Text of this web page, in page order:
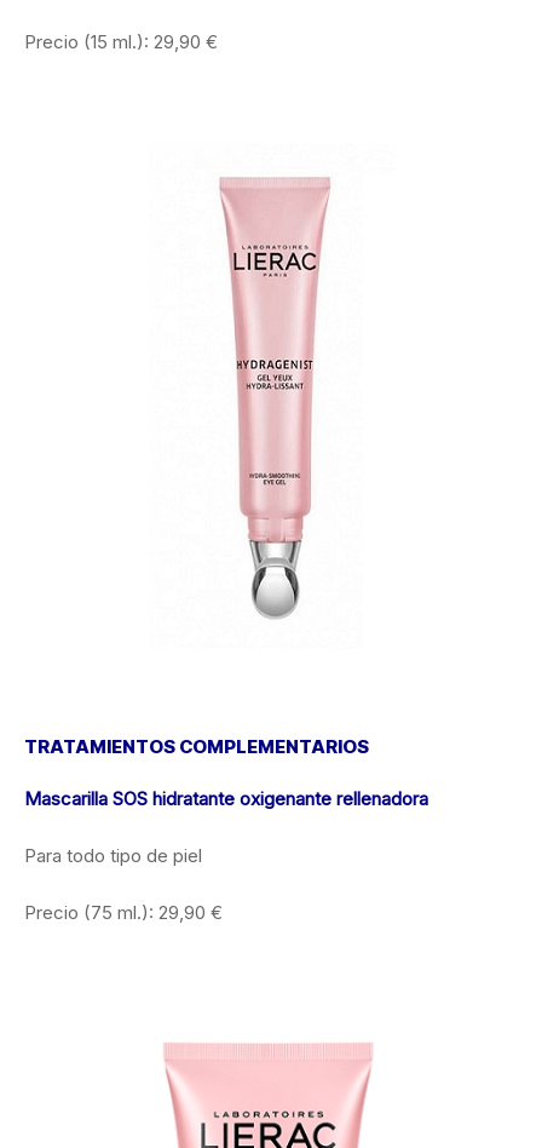
Precio (15 ml.): 29,90 €
TRATAMIENTOS COMPLEMENTARIOS
Mascarilla SOS hidratante oxigenante rellenadora
Para todo tipo de piel
Precio (75 ml.): 29,90 €